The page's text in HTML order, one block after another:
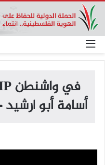
أسامة أبو